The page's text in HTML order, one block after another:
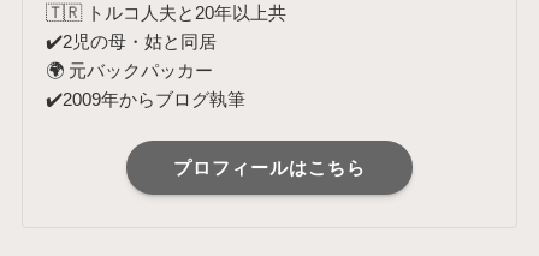
🇹🇷 トルコ人夫と20年以上共
✔️2児の母・姑と同居
🌍 元バックパッカー
✔️2009年からブログ執筆
プロフィールはこちら